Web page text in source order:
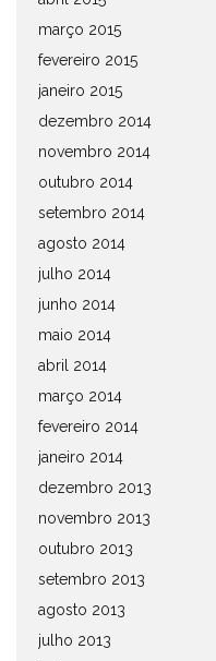
março 2015
fevereiro 2015
janeiro 2015
dezembro 2014
novembro 2014
outubro 2014
setembro 2014
agosto 2014
julho 2014
junho 2014
maio 2014
abril 2014
março 2014
fevereiro 2014
janeiro 2014
dezembro 2013
novembro 2013
outubro 2013
setembro 2013
agosto 2013
julho 2013